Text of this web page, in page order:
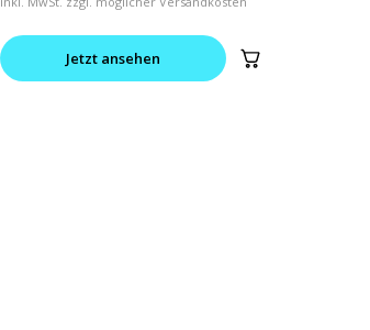
Jetzt ansehen